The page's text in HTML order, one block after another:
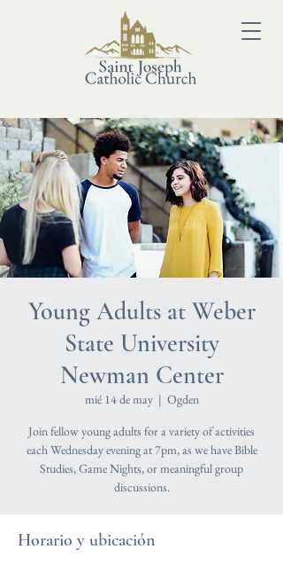
Young Adults at Weber
State University
Newman Center
mié 14 de may
  |
Ogden
Join fellow young adults for a variety of activities
each Wednesday evening at 7pm, as we have Bible
Studies, Game Nights, or meaningful group
discussions.
Horario y ubicación